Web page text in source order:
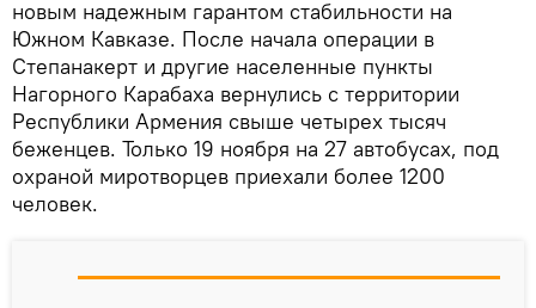
новым надежным гарантом стабильности на
Южном Кавказе. После начала операции в
Степанакерт и другие населенные пункты
Нагорного Карабаха вернулись с территории
Республики Армения свыше четырех тысяч
беженцев. Только 19 ноября на 27 автобусах, под
охраной миротворцев приехали более 1200
человек.